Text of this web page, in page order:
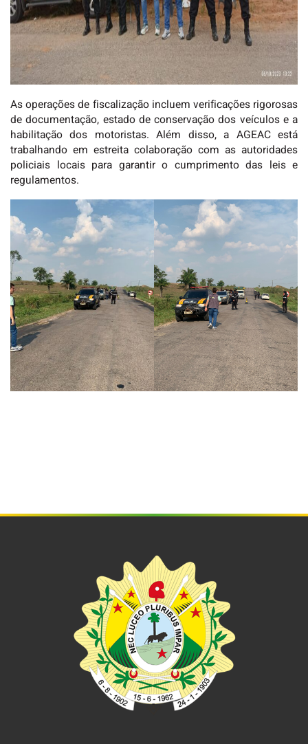
As operações de fiscalização incluem verificações rigorosas
de documentação, estado de conservação dos veículos e a
habilitação dos motoristas. Além disso, a AGEAC está
trabalhando em estreita colaboração com as autoridades
policiais locais para garantir o cumprimento das leis e
regulamentos.